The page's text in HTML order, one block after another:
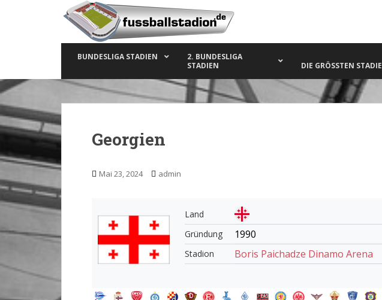
m
a
i
n
o
t
e
BUNDESLIGA STADIEN
2. BUNDESLIGA
STADIEN
DIE GRÖSSTEN STADIEN
Georgien
Mai 23, 2024 admin
Land
Gründung
1990
Stadion Boris Paichadze Dinamo Arena